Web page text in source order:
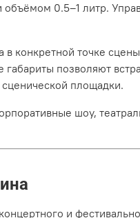
объёмом 0.5–1 литр.
конкретной точке
позволяют
площадки.
шоу,
и